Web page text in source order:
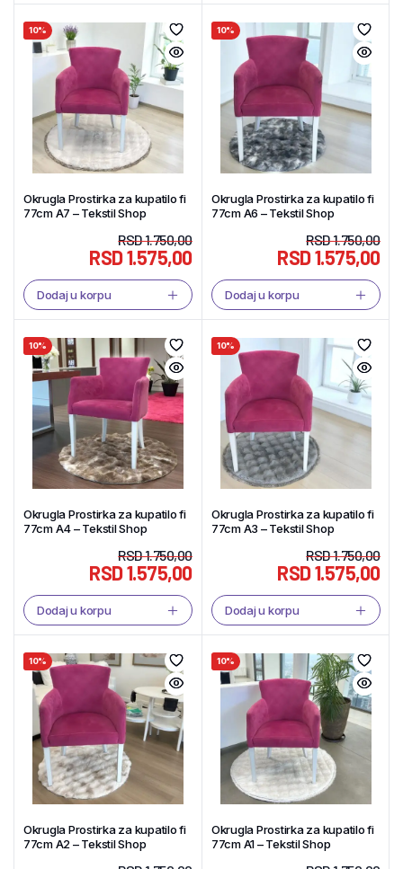
10%
Okrugla Prostirka za kupatilo fi
77cm A7 – Tekstil Shop
RSD1.750,00
RSD1.575,00
Dodaj u korpu
10%
Okrugla Prostirka za kupatilo fi
77cm A6 – Tekstil Shop
RSD1.750,00
RSD1.575,00
Dodaj u korpu
10%
Okrugla Prostirka za kupatilo fi
77cm A4 – Tekstil Shop
RSD1.750,00
RSD1.575,00
Dodaj u korpu
10%
Okrugla Prostirka za kupatilo fi
77cm A3 – Tekstil Shop
RSD1.750,00
RSD1.575,00
Dodaj u korpu
10%
Okrugla Prostirka za kupatilo fi
77cm A2 – Tekstil Shop
10%
Okrugla Prostirka za kupatilo fi
77cm A1 – Tekstil Shop